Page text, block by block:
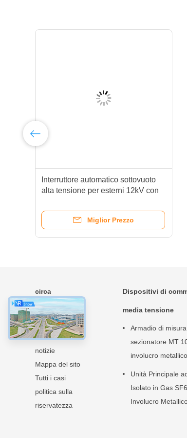
Interruttore automatico sottovuoto
alta tensione per esterni 12kV con
palo
Miglior Prezzo
circa
Casa
Prodotti
Chi siamo
notizie
Mappa del sito
Tutti i casi
politica sulla
riservatezza
Dispositivi di
media tensione
Armadio di
sezionatore MT
involucro
Unità Principale
Isolato in Gas
Involucro